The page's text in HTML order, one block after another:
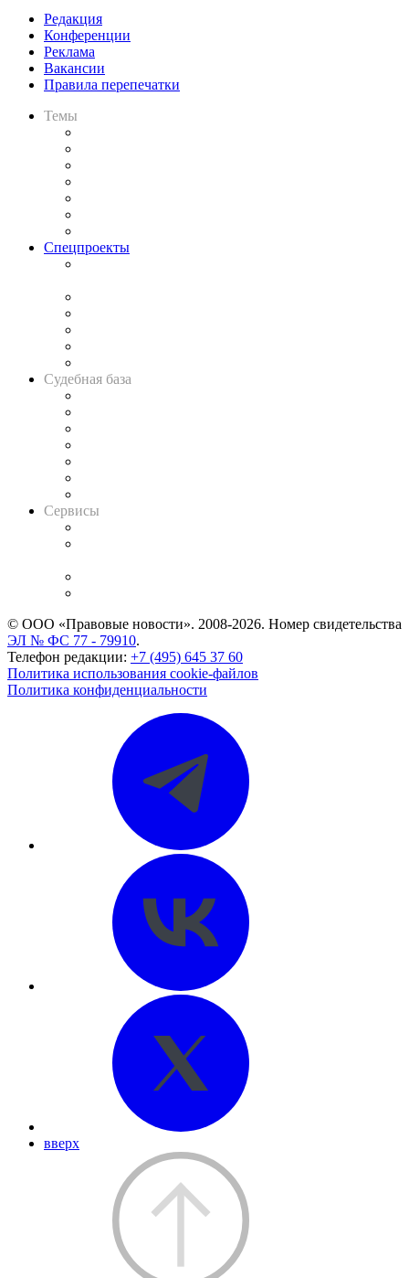
Редакция
Конференции
Реклама
Вакансии
Правила перепечатки
Темы
Спецпроекты
Судебная база
Сервисы
© ООО «Правовые новости». 2008-2026. Номер свидетельства
ЭЛ № ФС 77 - 79910.
Телефон редакции: +7 (495) 645 37 60
Политика использования cookie-файлов
Политика конфиденциальности
вверх